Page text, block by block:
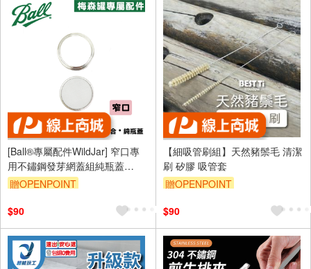
[Ball®專屬配件WildJar] 窄口專
用不鏽鋼發芽網蓋組純瓶蓋
Stainless Steel Sprouting Lids
mason jar 發芽罐 發芽瓶 發芽梅
蓋
贈OPENPOINT
$90
【細吸管刷組】天然豬鬃毛 清潔
刷 矽膠 吸管套
贈OPENPOINT
$90